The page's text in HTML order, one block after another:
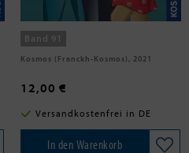
Band 91
Kosmos (Franckh-Kosmos), 2021
12,00 €
Versandkostenfrei in DE
In den Warenkorb